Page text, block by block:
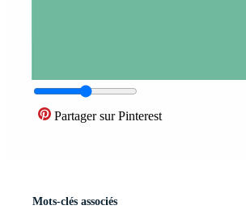
Partager sur Pinterest
Mots-clés associés